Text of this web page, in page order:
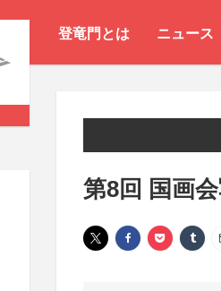
登竜門とは ニュース
第8回 国画